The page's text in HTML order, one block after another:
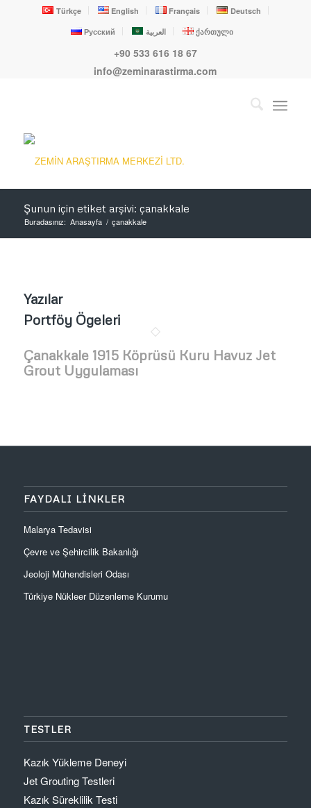
Türkçe English Français
Deutsch
Русский
العربية ქართული
+90 533 616 18 67
info@zeminarastirma.com
Şunun için etiket arşivi: çanakkale
Buradasınız: Anasayfa / çanakkale
Yazılar
Portföy Ögeleri
Çanakkale 1915 Köprüsü Kuru Havuz Jet
Grout Uygulaması
FAYDALI LINKLER
Malarya Tedavisi
Çevre ve Şehircilik Bakanlığı
Jeoloji Mühendisleri Odası
Türkiye Nükleer Düzenleme Kurumu
TESTLER
Kazık Yükleme Deneyi
Jet Grouting Testleri
Kazık Süreklilik Testi